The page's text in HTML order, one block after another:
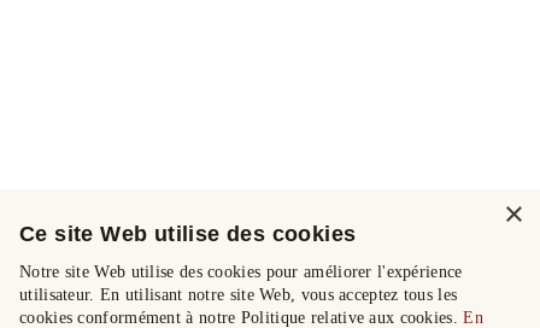
×
Ce site Web utilise des cookies
Notre site Web utilise des cookies pour améliorer l'expérience
utilisateur. En utilisant notre site Web, vous acceptez tous les
cookies conformément à notre Politique relative aux cookies.En